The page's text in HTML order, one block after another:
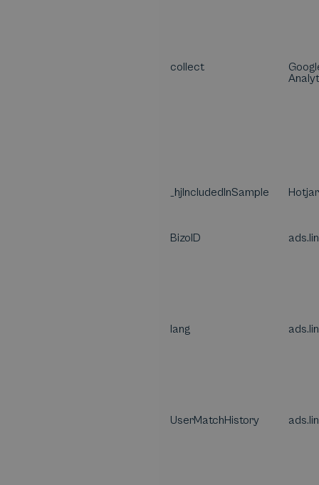
collect
_hjIncludedInSample Hotjar
BizoID
lang
UserMatchHistory